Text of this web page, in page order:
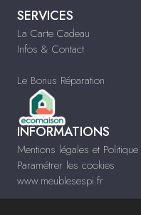
SERVICES
La Carte Cadeau
Infos & Contact
Le Bonus Réparation
INFORMATIONS
Mentions légales et
Paramétrer les cookies
www.meublesespi.fr